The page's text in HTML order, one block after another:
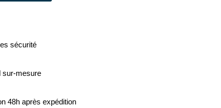
sécurité
sur-mesure
48h après expédition